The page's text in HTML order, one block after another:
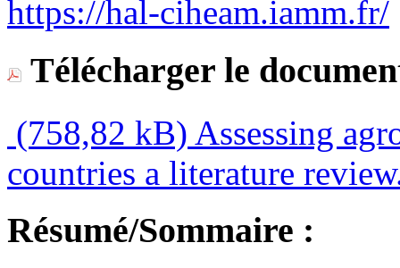
https://hal-ciheam.iamm.fr/
Télécharger le
(758,82 kB) Assessing
countries a literature
Résumé/Sommaire :